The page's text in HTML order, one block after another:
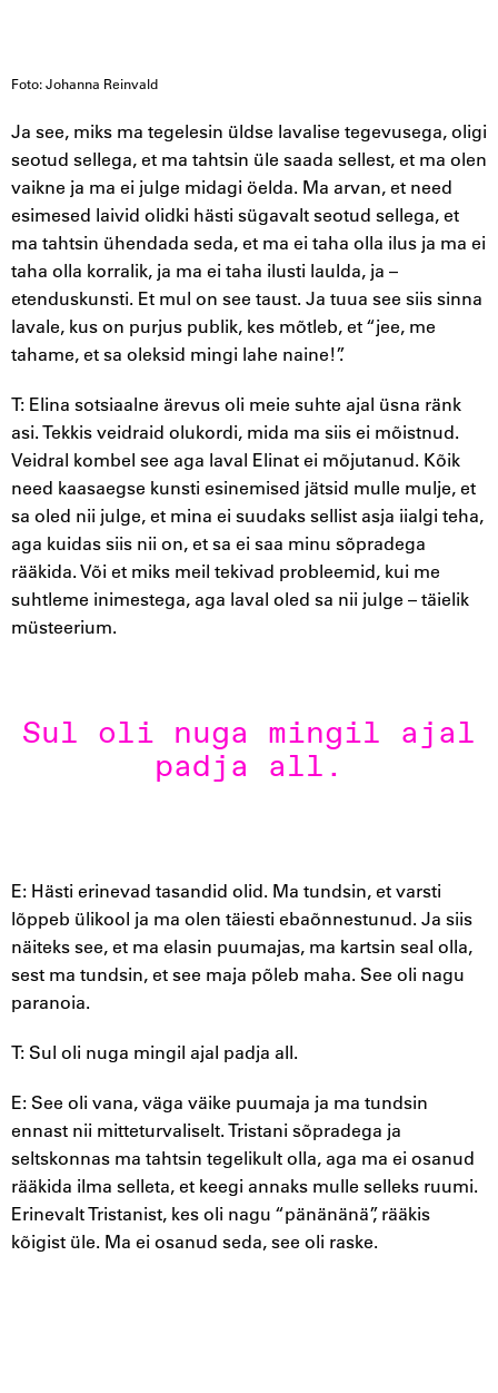
Foto: Johanna Reinvald
Ja see, miks ma tegelesin üldse lavalise tegevusega, oligi
seotud sellega, et ma tahtsin üle saada sellest, et ma olen
vaikne ja ma ei julge midagi öelda. Ma arvan, et need
esimesed laivid olidki hästi sügavalt seotud sellega, et
ma tahtsin ühendada seda, et ma ei taha olla ilus ja ma ei
taha olla korralik, ja ma ei taha ilusti laulda, ja –
etenduskunsti. Et mul on see taust. Ja tuua see siis sinna
lavale, kus on purjus publik, kes mõtleb, et “jee, me
tahame, et sa oleksid mingi lahe naine!”.
T: Elina sotsiaalne ärevus oli meie suhte ajal üsna ränk
asi. Tekkis veidraid olukordi, mida ma siis ei mõistnud.
Veidral kombel see aga laval Elinat ei mõjutanud. Kõik
need kaasaegse kunsti esinemised jätsid mulle mulje, et
sa oled nii julge, et mina ei suudaks sellist asja iialgi teha,
aga kuidas siis nii on, et sa ei saa minu sõpradega
rääkida. Või et miks meil tekivad probleemid, kui me
suhtleme inimestega, aga laval oled sa nii julge – täielik
müsteerium.
Sul oli nuga mingil ajal
padja all.
E: Hästi erinevad tasandid olid. Ma tundsin, et varsti
lõppeb ülikool ja ma olen täiesti ebaõnnestunud. Ja siis
näiteks see, et ma elasin puumajas, ma kartsin seal olla,
sest ma tundsin, et see maja põleb maha. See oli nagu
paranoia.
T: Sul oli nuga mingil ajal padja all.
E: See oli vana, väga väike puumaja ja ma tundsin
ennast nii mitteturvaliselt. Tristani sõpradega ja
seltskonnas ma tahtsin tegelikult olla, aga ma ei osanud
rääkida ilma selleta, et keegi annaks mulle selleks ruumi.
Erinevalt Tristanist, kes oli nagu “pänänänä”, rääkis
kõigist üle. Ma ei osanud seda, see oli raske.